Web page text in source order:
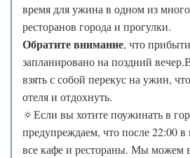
время для ужина в одном из
ресторанов города и прогулки.
Обратите внимание, что
запланировано на поздний
взять с собой перекус на ужин,
отеля и отдохнуть.
🔅Если вы хотите поужинать в
предупреждаем, что после 22:00 в
все кафе и рестораны. Мы можем